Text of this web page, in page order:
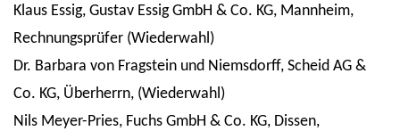
Klaus Essig, Gustav Essig GmbH & Co. KG, Mannheim,
Rechnungsprüfer (Wiederwahl)
Dr. Barbara von Fragstein und Niemsdorff, Scheid AG &
Co. KG, Überherrn, (Wiederwahl)
Nils Meyer-Pries, Fuchs GmbH & Co. KG, Dissen,